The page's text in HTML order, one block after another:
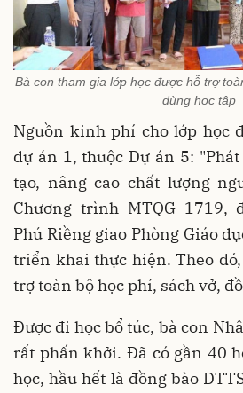
Bà con tham gia lớp học được hỗ trợ
dùng học tập
Nguồn kinh phí cho lớp học
dự án 1, thuộc Dự án 5:
tạo, nâng cao chất lượng
Chương trình MTQG 1719,
Phú Riềng giao Phòng Giáo
triển khai thực hiện. Theo
trợ toàn bộ học phí, sách vở,
Được đi học bổ túc, bà con
rất phấn khởi. Đã có gần 40
học, hầu hết là đồng bào